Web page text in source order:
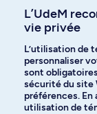
Signaler un
L’UdeM
vie privée
L’utilisation de
personnaliser
sont
sécurité du site
préférences.
utilisation de